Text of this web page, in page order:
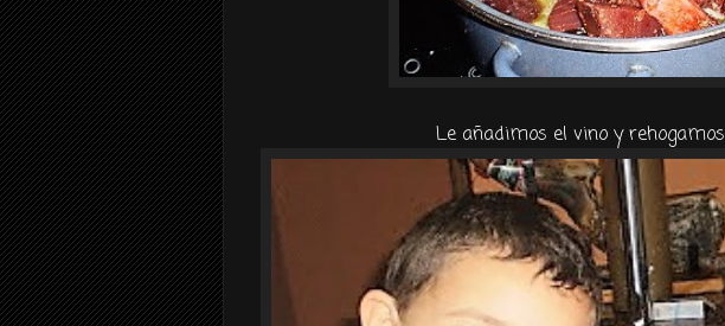
Le añadimos el vino yrehogamos